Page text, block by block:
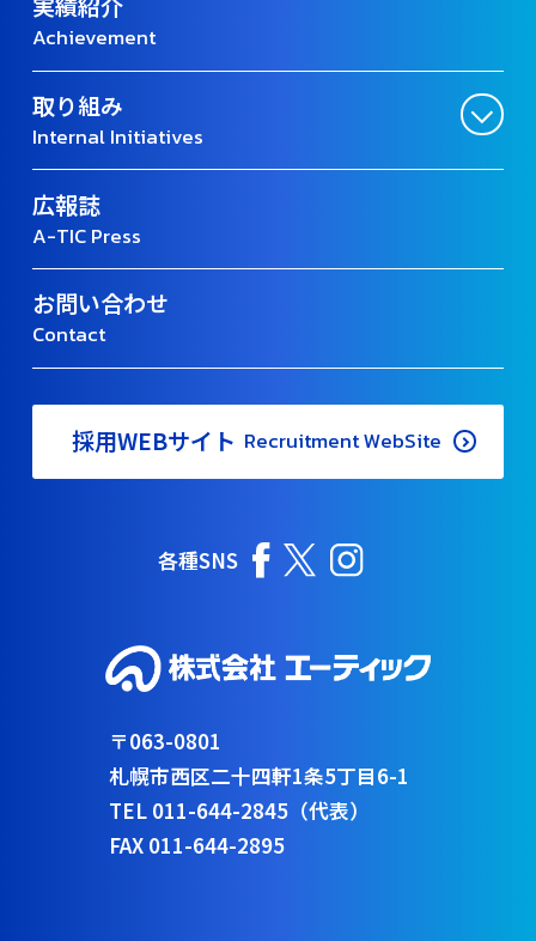
Achievement
取り組み
Internal Initiatives
広報誌
A-TIC Press
お問い合わせ
Contact
採用WEBサイト Recruitment WebSite
各種SNS
〒063-0801
札幌市西区二十四軒1条5丁目6-1
TEL 011-644-2845（代表）
FAX 011-644-2895